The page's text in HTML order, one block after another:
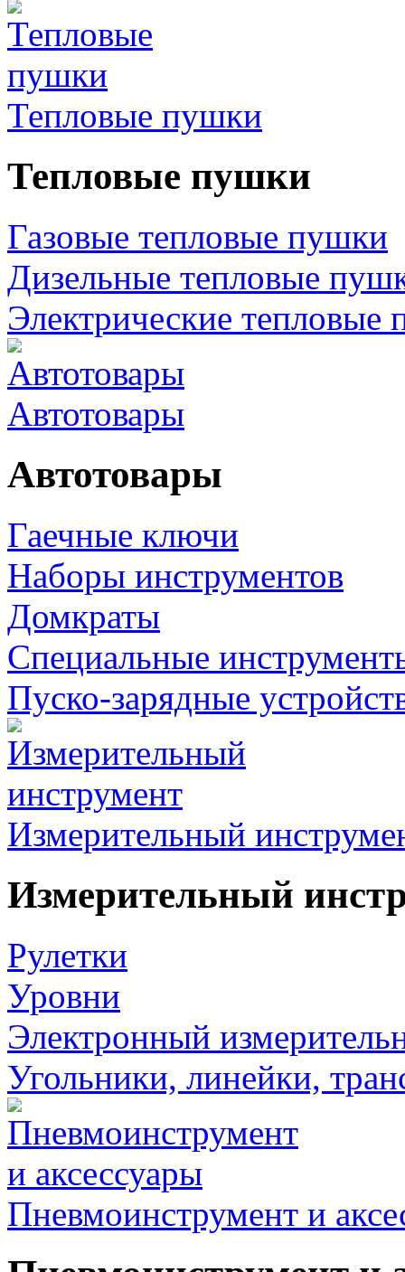
Тепловые пушки
Тепловые пушки
Газовые тепловые пушки
Дизельные тепловые
Электрические тепловые
Автотовары
Автотовары
Гаечные ключи
Наборы инструментов
Домкраты
Специальные
Пуско-зарядные
Измерительный
Измерительный
Рулетки
Уровни
Электронный
Угольники, линейки,
Пневмоинструмент и